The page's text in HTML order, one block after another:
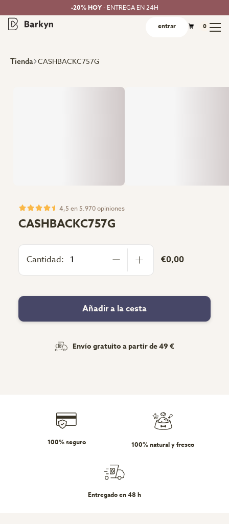
-20% HOY- ENTREGA EN 24H
entrar 0
Tienda CASHBACKC757G
4,5 en 5.970 opiniones
CASHBACKC757G
Cantidad: €0,00
Añadir a la cesta
Envío gratuito a partir de 49 €
100% seguro 100% natural y fresco
Entregado en 48 h